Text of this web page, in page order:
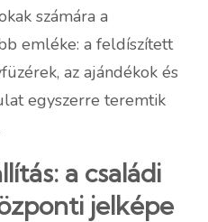
számára a
emléke: a feldíszített
az ajándékok és
egyszerre teremtik
a családi
jelképe